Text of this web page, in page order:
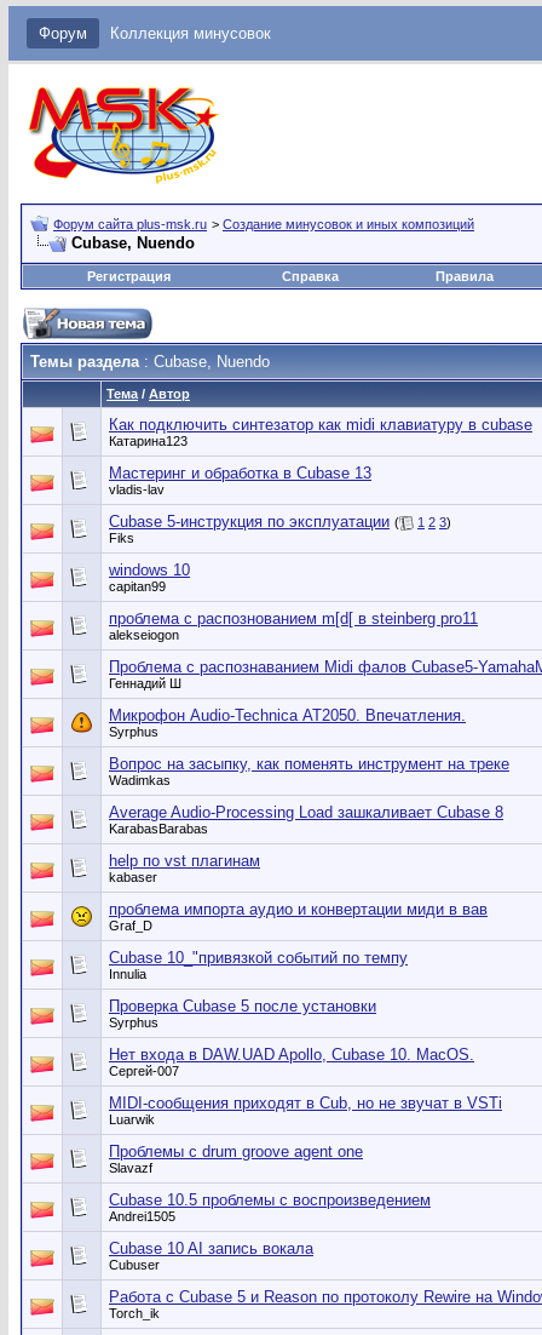
Форум Коллекция минусовок
Форум сайта plus-msk.ru > Создание минусовок и иных композиций
Cubase, Nuendo
Регистрация Справка Правила
Темы раздела: Cubase, Nuendo
Тема / Автор
Как подключить синтезатор как midi клавиатуру в cubase
Катарина123
Мастеринг и обработка в Cubase 13
vladis-lav
Cubase 5-инструкция по эксплуатации ( 1 2 3)
Fiks
windows 10
capitan99
проблема с распознованием m[d[ в steinberg pro11
alekseiogon
Проблема с распознаванием Midi фалов Cubase5-
Геннадий Ш
Микрофон Audio-Technica АТ2050. Впечатления.
Syrphus
Вопрос на засыпку, как поменять инструмент на треке
Wadimkas
Average Audio-Processing Load зашкаливает Cubase 8
KarabasBarabas
help по vst плагинам
kabaser
проблема импорта аудио и конвертации миди в вав
Graf_D
Cubase 10_"привязкой событий по темпу
Innulia
Проверка Сubase 5 после установки
Syrphus
Нет входа в DAW.UAD Apollo, Cubase 10. MacOS.
Сергей-007
MIDI-сообщения приходят в Cub, но не звучат в VSTi
Luarwik
Проблемы с drum groove agent one
Slavazf
Cubase 10.5 проблемы с воспроизведением
Andrei1505
Cubase 10 AI запись вокала
Cubuser
Работа с Cubase 5 и Reason по протоколу Rewire на
Torch_ik